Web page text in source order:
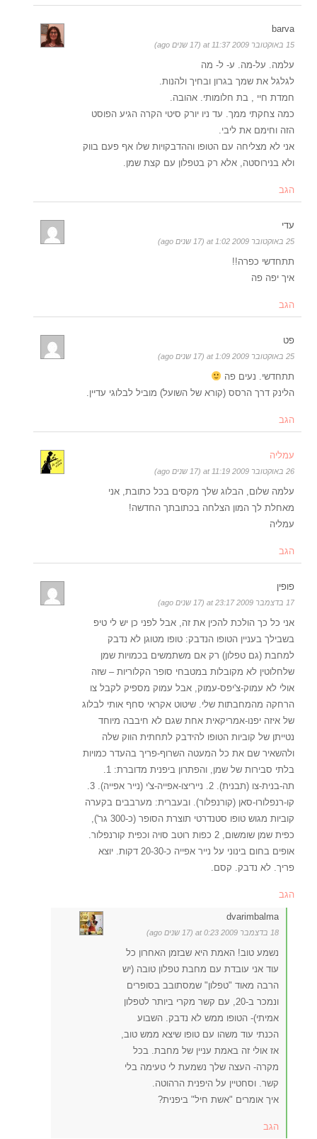
barva
15 באוקטובר 2009 at 11:37 (17 שנים ago)
עלמה. על-מה. ע- ל- מה
לגלגל את שמך בגרון ובחיך ולהנות.
חמדת חיי , בת חלומותי. אהובה.
כמה צחקתי ממך. עד ניו יורק סיטי הקרה הגיע הפוסט
הזה וחימם את ליבי.
אני לא מצליחה עם הטופו וההדבקויות שלו אף פעם בווק
ולא בנירוסטה, אלא רק בטפלון עם קצת שמן.
הגב
עדי
25 באוקטובר 2009 at 1:02 (17 שנים ago)
תתחדשי כפרה!!
איך יפה פה
הגב
פט
25 באוקטובר 2009 at 1:09 (17 שנים ago)
תתחדשי. נעים פה
הלינק דרך הרסס (קורא של השועל) מוביל לבלוגי עדיין.
הגב
עמליה
26 באוקטובר 2009 at 11:19 (17 שנים ago)
עלמה שלום, הבלוג שלך מקסים בכל כתובת, אני
מאחלת לך המון הצלחה בכתובתך החדשה!
עמליה
הגב
פופין
17 בדצמבר 2009 at 23:17 (17 שנים ago)
אני כל כך הולכת להכין את זה, אבל לפני כן יש לי טיפ
בשבילך בעניין הטופו הנדבק: טופו מטוגן לא נדבק
למחבת (גם טפלון) רק אם משתמשים בכמויות שמן
שלחלוטין לא מקובלות במטבחי סופר הקלוריות – שזה
אולי לא עמוק-צ'יפס-עמוק, אבל עמוק מספיק לקבל צו
הרחקה מהמחבתות שלי. שיטוט אקראי סחף אותי לבלוג
של איזה יפנו-אמריקאית אחת שגם לא חיבבה מיוחד
נטייתן של קוביות הטופו להידבק לתחתית הווק שלה
ולהשאיר שם את כל המעטה השרוף-פריך בהעדר כמויות
קו-רנפלורו-סאן (קורנפלור). ובעברית: מערבבים בקערה
קוביות מגוש טופו סטנדרטי תוצרת הסופר (כ-300 גר'),
כפית שמן שומשום, 2 כפות רוטב סויה וכפית קורנפלור.
אופים בחום בינוני על נייר אפייה כ-20-30 דקות. יוצא
פריך. לא נדבק. קסם.
הגב
dvarimbalma
18 בדצמבר 2009 at 0:23 (17 שנים ago)
נשמע טוב! האמת היא שבזמן האחרון כל
עוד אני עובדת עם מחבת טפלון טובה (יש
הרבה מאוד "טפלון" שמסתובב בסופרים
ונמכר ב-20, עם קשר מקרי ביותר לטפלון
אמיתי)- הטופו ממש לא נדבק. השבוע
הכנתי עוד משהו עם טופו שיצא ממש טוב,
אז אולי זה באמת עניין של מחבת. בכל
מקרה- העצה שלך נשמעת לי טעימה בלי
קשר. וסחטיין על היפנית הרהוטה.
איך אומרים "אשת חיל" ביפנית?
הגב